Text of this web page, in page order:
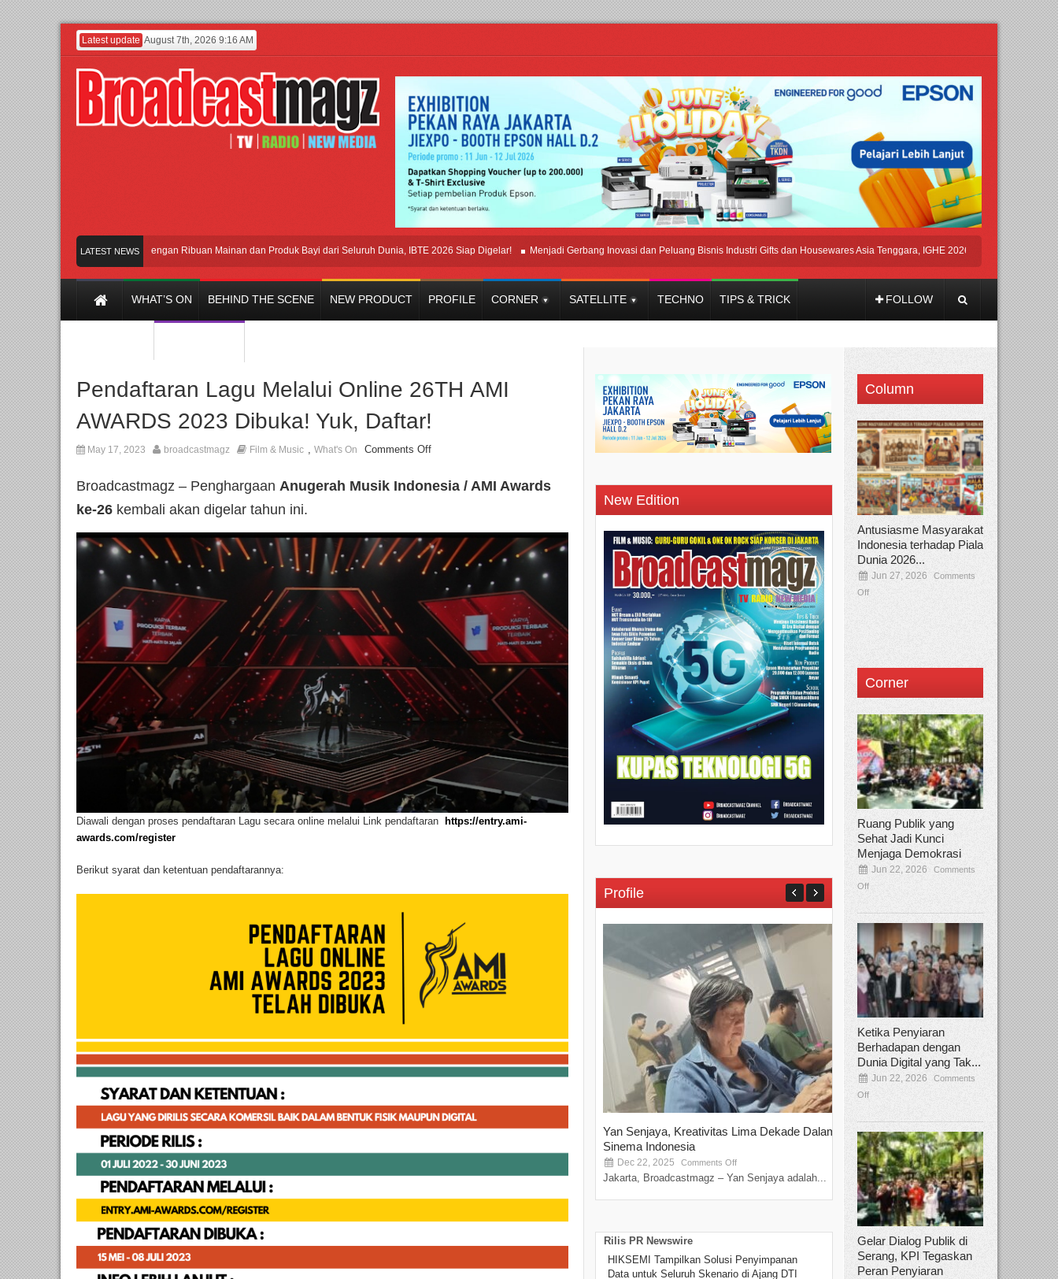
Latest update August 7th, 2026 9:16 AM
LATEST NEWS
Meramaikan Jakarta dengan Ribuan Mainan dan Produk Bayi dari Seluruh Dunia, IBTE 2026 Siap Digelar! Menjadi Gerbang Inovasi dan Peluang Bisnis Industri Gifts dan Housewares Asia Tenggara, IGHE 2026 Kembali Digelar di Jakarta
WHAT’S ON BEHIND THE SCENE NEW PRODUCT PROFILE CORNER SATELLITE TECHNO TIPS & TRICK FOLLOW
Pendaftaran Lagu Melalui Online 26TH AMI
AWARDS 2023 Dibuka! Yuk, Daftar!
May 17, 2023 broadcastmagz Film & Music , What's On Comments Off
Broadcastmagz – Penghargaan Anugerah Musik Indonesia / AMI Awards
ke-26 kembali akan digelar tahun ini.
Diawali dengan proses pendaftaran Lagu secara online melalui Link pendaftaran
https://entry.ami-
awards.com/register
Berikut syarat dan ketentuan pendaftarannya:
New Edition
Profile
Yan Senjaya, Kreativitas Lima Dekade Dalam
Sinema Indonesia
Dec 22, 2025 Comments Off
Jakarta, Broadcastmagz – Yan Senjaya adalah...
Tamee Irelly Menjadi Juri Open
Film Terbaru...
Sep 08, 2025 Comments Off
Bekasi, Broadcastmagz – Dalam upaya
talenta...
Rilis PR Newswire
HIKSEMI Tampilkan Solusi Penyimpanan
Data untuk Seluruh Skenario di Ajang DTI
Column
Antusiasme Masyarakat
Indonesia terhadap Piala
Dunia 2026...
Jun 27, 2026
Comments
Off
Corner
Ruang Publik yang
Sehat Jadi Kunci
Menjaga Demokrasi
Jun 22, 2026
Comments
Off
Ketika Penyiaran
Berhadapan dengan
Dunia Digital yang Tak...
Jun 22, 2026
Comments
Off
Gelar Dialog Publik di
Serang, KPI Tegaskan
Peran Penyiaran